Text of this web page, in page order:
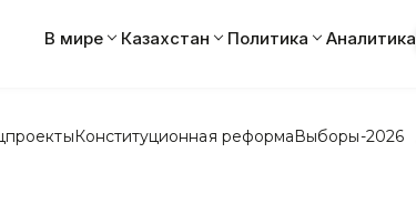
В мире Казахстан Политика Аналитика
Конституционная реформаВыборы-2026